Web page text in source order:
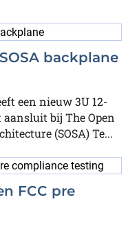
backplane
een nieuw 3U 12-
bij The Open
(SOSA) Te...
FCC pre